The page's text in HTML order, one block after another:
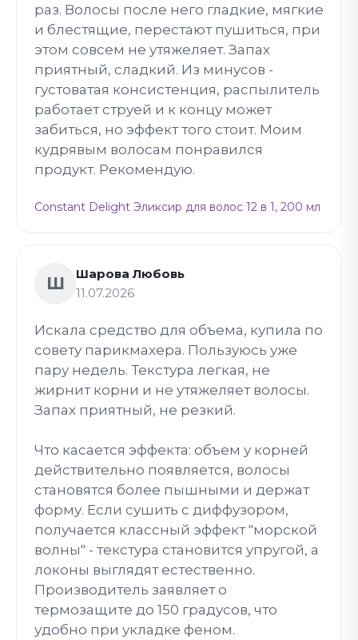
раз. Волосы после него гладкие, мягкие
и блестящие, перестают пушиться, при
этом совсем не утяжеляет. Запах
приятный, сладкий. Из минусов -
густоватая консистенция, распылитель
работает струей и к концу может
забиться, но эффект того стоит. Моим
кудрявым волосам понравился
продукт. Рекомендую.
Constant Delight Эликсир для волос 12 в 1, 200 мл
Ш
Шарова Любовь
11.07.2026
Искала средство для объема, купила по
совету парикмахера. Пользуюсь уже
пару недель. Текстура легкая, не
жирнит корни и не утяжеляет волосы.
Запах приятный, не резкий.
Что касается эффекта: объем у корней
действительно появляется, волосы
становятся более пышными и держат
форму. Если сушить с диффузором,
получается классный эффект "морской
волны" - текстура становится упругой, а
локоны выглядят естественно.
Производитель заявляет о
термозащите до 150 градусов, что
удобно при укладке феном.